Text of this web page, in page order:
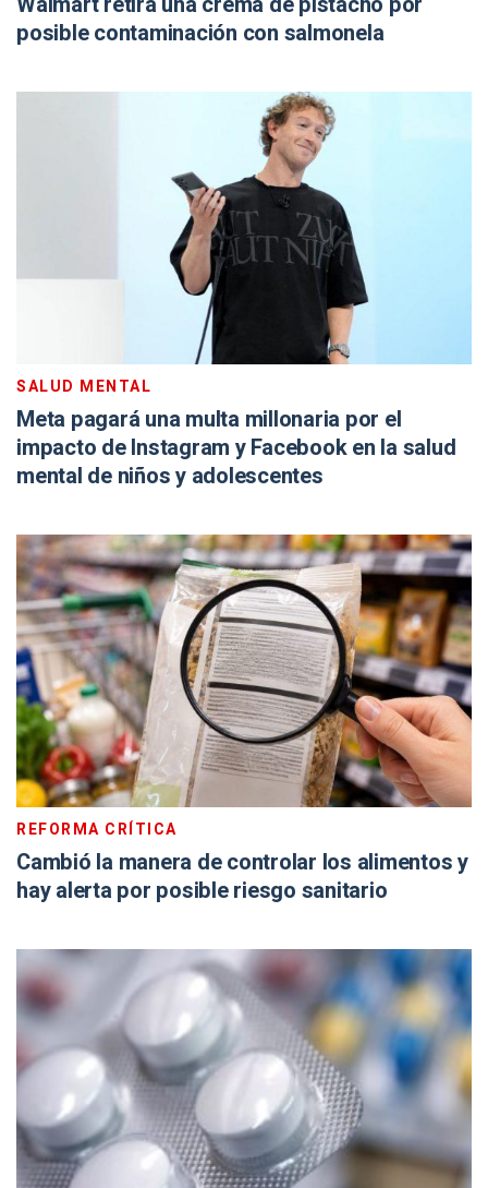
posible contaminación con salmonela
SALUD MENTAL
Meta pagará una multa millonaria por el
impacto de Instagram y Facebook en la salud
mental de niños y adolescentes
REFORMA CRÍTICA
Cambió la manera de controlar los alimentos y
hay alerta por posible riesgo sanitario